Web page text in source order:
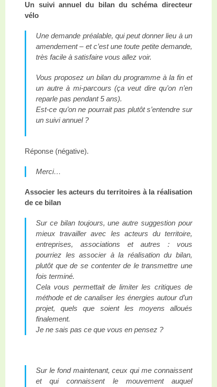
Un suivi annuel du bilan du schéma directeur
vélo
Une demande préalable, qui peut donner lieu à un
amendement – et c’est une toute petite demande,
très facile à satisfaire vous allez voir.
Vous proposez un bilan du programme à la fin et
un autre à mi-parcours (ça veut dire qu’on n’en
reparle pas pendant 5 ans).
Est-ce qu’on ne pourrait pas plutôt s’entendre sur
un suivi annuel ?
Réponse (négative).
Merci…
Associer les acteurs du territoires à la réalisation
de ce bilan
Sur ce bilan toujours, une autre suggestion pour
mieux travailler avec les acteurs du territoire,
entreprises, associations et autres : vous
pourriez les associer à la réalisation du bilan,
plutôt que de se contenter de le transmettre une
fois terminé.
Cela vous permettait de limiter les critiques de
méthode et de canaliser les énergies autour d’un
projet, quels que soient les moyens alloués
finalement.
Je ne sais pas ce que vous en pensez ?
Sur le fond maintenant, ceux qui me connaissent
et qui connaissent le mouvement auquel